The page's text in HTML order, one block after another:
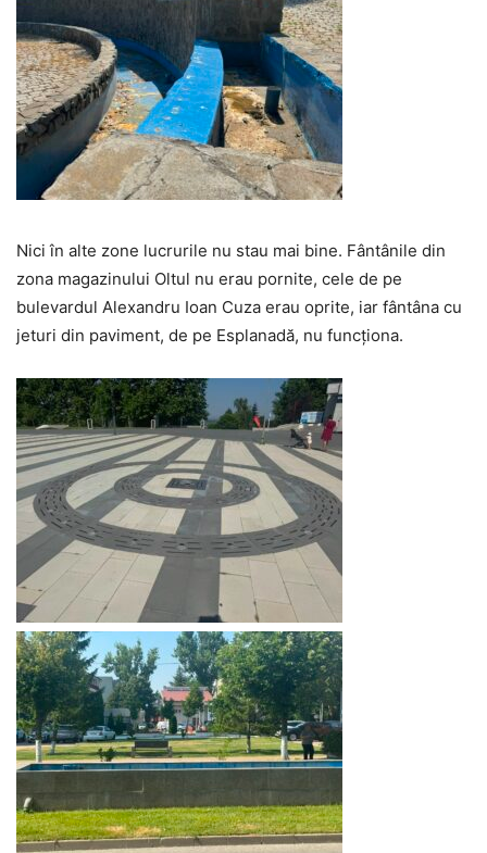
Nici în alte zone lucrurile nu stau mai bine. Fântânile din
zona magazinului Oltul nu erau pornite, cele de pe
bulevardul Alexandru Ioan Cuza erau oprite, iar fântâna cu
jeturi din paviment, de pe Esplanadă, nu funcționa.